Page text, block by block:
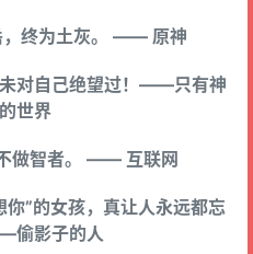
，终为土灰。 —— 原神
对自己绝望过！——只有神
世界
做智者。 —— 互联网
”的女孩，真让人永远都忘
偷影子的人